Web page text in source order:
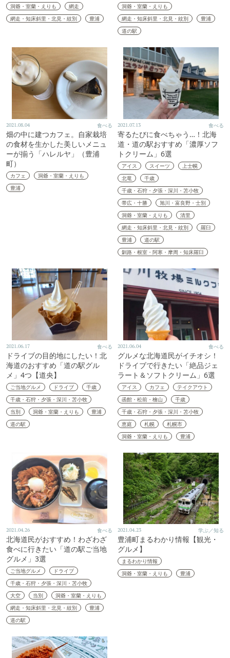
洞爺・室蘭・えりも
網走
網走・知床斜里・北見・紋別
豊浦
洞爺・室蘭・えりも
網走・知床斜里・北見・紋別
豊浦
道の駅
2021.08.04 食べる
畑の中に建つカフェ。自家栽培
の食材を生かした美しいメニュ
ーが揃う「ハレルヤ」（豊浦
町）
カフェ
洞爺・室蘭・えりも
豊浦
2021.07.13 食べる
寄るたびに食べちゃう…！北海
道・道の駅おすすめ「濃厚ソフ
トクリーム」6選
アイス スイーツ
上士幌
北竜
千歳
千歳・石狩・夕張・深川・苫小牧
帯広・十勝
旭川・富良野・士別
洞爺・室蘭・えりも
清里
網走・知床斜里・北見・紋別
羅臼
豊浦
道の駅
釧路・根室・阿寒・摩周・知床羅臼
2021.06.17 食べる
ドライブの目的地にしたい！北
海道のおすすめ「道の駅グル
メ」4つ【道央】
ご当地グルメ ドライブ
千歳
千歳・石狩・夕張・深川・苫小牧
当別
洞爺・室蘭・えりも
豊浦
道の駅
2021.06.04 食べる
グルメな北海道民がイチオシ！
ドライブで行きたい「絶品ジェ
ラート＆ソフトクリーム」6選
アイス カフェ
テイクアウト
函館・松前・檜山
千歳
千歳・石狩・夕張・深川・苫小牧
恵庭
札幌
札幌市
洞爺・室蘭・えりも
豊浦
2021.04.26 食べる
北海道民がおすすめ！わざわざ
食べに行きたい「道の駅ご当地
グルメ」3選
ご当地グルメ
ドライブ
千歳・石狩・夕張・深川・苫小牧
大空
当別
洞爺・室蘭・えりも
網走・知床斜里・北見・紋別
豊浦
道の駅
2021.04.23 学ぶ／知る
豊浦町まるわかり情報【観光・
グルメ】
まるわかり情報
洞爺・室蘭・えりも
豊浦